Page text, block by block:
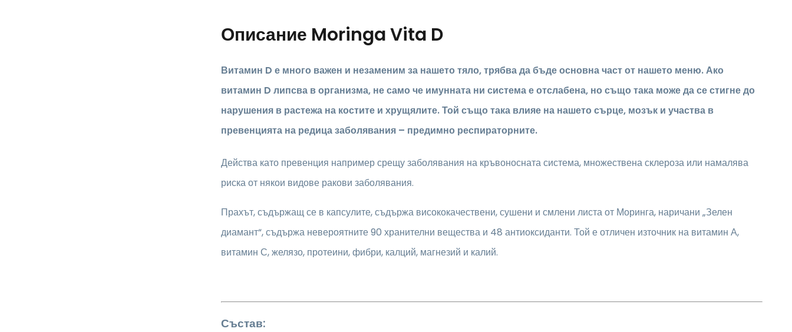
Описание Moringa Vita D
Витамин D е много важен и незаменим за нашето тяло, трябва да бъде основна част от нашето меню.Ако
витамин D липсва в организма, не само че имунната ни система е отслабена, но също така може да се стигне до
нарушения в растежа на костите и хрущялите. Той също така влияе на нашето сърце, мозък и участва в
превенцията на редица заболявания – предимно респираторните.
Действа като превенция например срещу заболявания на кръвоносната система, множествена склероза или намалява
риска от някои видове ракови заболявания.
Прахът, съдържащ се в капсулите, съдържа висококачествени, сушени и смлени листа от Моринга, наричани „Зелен
диамант“, съдържа невероятните 90 хранителни вещества и 48 антиоксиданти. Той е отличен източник на витамин А,
витамин С, желязо, протеини, фибри, калций, магнезий и калий.
Състав: